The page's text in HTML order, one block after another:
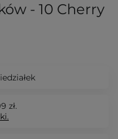
- 10 Cherry
zł.